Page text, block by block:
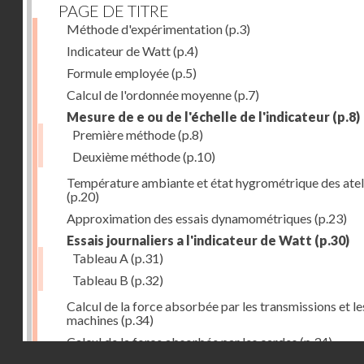
PAGE DE TITRE
Méthode d'expérimentation(p.3)
Indicateur de Watt(p.4)
Formule employée(p.5)
Calcul de l'ordonnée moyenne(p.7)
Mesure de e ou de l'échelle de l'indicateur (p.8)
Première méthode(p.8)
Deuxième méthode(p.10)
Température ambiante et état hygrométrique des
(p.20)
Approximation des essais dynamométriques (p.23)
Essais journaliers a l'indicateur de Watt (p.30)
Tableau A (p.31)
Tableau B (p.32)
Calcul de la force absorbée par les transmissions et
machines (p.34)
Calcul de la force absorbée par les cardes(p.34)